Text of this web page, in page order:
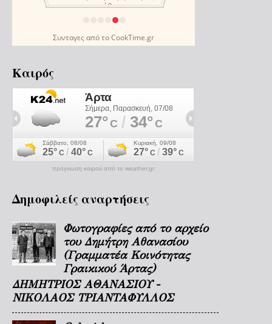
Συνταγεςαπό τοCookTime.gr
Καιρός
πρόγνωση καιρού από το weather.gr
Δημοφιλείς αναρτήσεις
Φωτογραφίες από το αρχείο
του Δημήτρη Αθανασίου
(Γραμματέα Κοινότητας
Γραικικού Άρτας)
ΔΗΜΗΤΡΙΟΣ ΑΘΑΝΑΣΙΟΥ -
ΝΙΚΟΛΑΟΣ ΤΡΙΑΝΤΑΦΥΛΛΟΣ